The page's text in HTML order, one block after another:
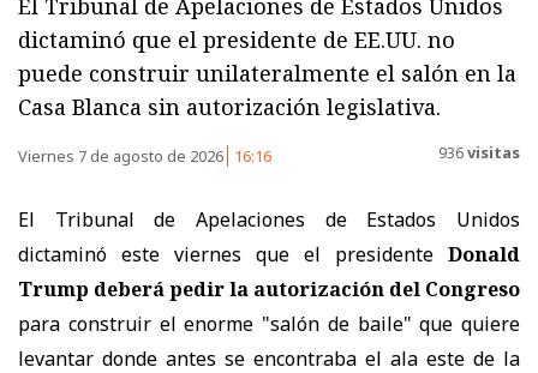
El Tribunal de Apelaciones de Estados Unidos
dictaminó que el presidente de EE.UU. no
puede construir unilateralmente el salón en la
Casa Blanca sin autorización legislativa.
Viernes 7 de agosto de 2026 16:16 936visitas
El Tribunal de Apelaciones de Estados Unidos
dictaminó este viernes que el presidente Donald
Trump deberá pedir la autorización del Congreso
para construir el enorme "salón de baile" que quiere
levantar donde antes se encontraba el ala este de la